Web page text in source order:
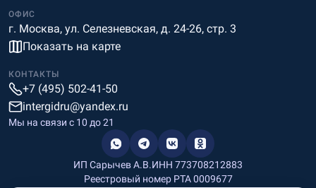
ОФИС
г. Москва, ул. Селезневская, д. 24-26, стр. 3
Показать на карте
КОНТАКТЫ
+7 (495) 502-41-50
intergidru@yandex.ru
Мы на связи c 10 до 21
ИП Сарычев А.В.ИНН 773708212883
Реестровый номер РТА 0009677